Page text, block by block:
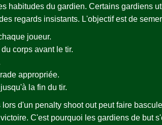
habitudes du gardien. Certains gardiens
regards insistants. L'objectif est de
joueur.
corps avant le tir.
appropriée.
la fin du tir.
d'un penalty shoot out peut faire
C'est pourquoi les gardiens de but